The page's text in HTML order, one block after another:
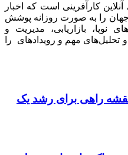
کارآفرینی است که اخبار
را به صورت روزانه پوشش
نوپا، بازاریابی، مدیریت و
مهم و رویدادهای را
| نقشه راهی برای رشد یک